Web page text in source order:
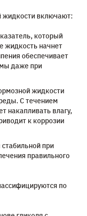
жидкости включают:
который
жидкость начнет
обеспечивает
даже при
жидкости
С течением
накапливать влагу,
к коррозии
при
правильного
по